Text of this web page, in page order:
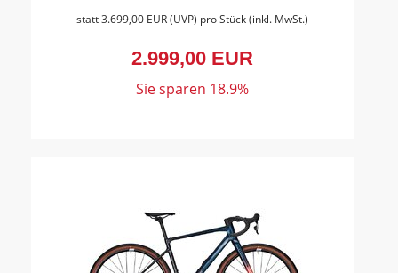
statt3.699,00 EUR(UVP) pro Stück (inkl. MwSt.)
2.999,00 EUR
Sie sparen 18.9%